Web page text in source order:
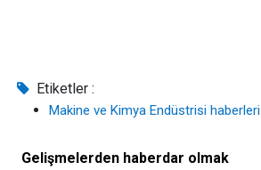
Etiketler :
Makine ve Kimya Endüstrisi haberleri
Gelişmelerden haberdar olmak